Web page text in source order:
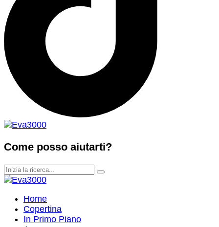
Come posso aiutarti?
Home
Copertina
In Primo Piano